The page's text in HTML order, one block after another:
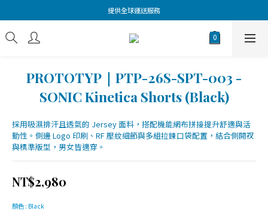
提供全球運送服務
PROTOTYP｜PTP-26S-SPT-003 -
SONIC Kinetica Shorts (Black)
採用吸濕排汗且透氣的 Jersey 面料，搭配機能網布拼接提升舒適與活
動性。側邊 Logo 印刷、RF 壓紋細節與多組拉鍊口袋配置，結合側開衩
與標準版型，男女皆適穿。
NT$2,980
顏色 : Black